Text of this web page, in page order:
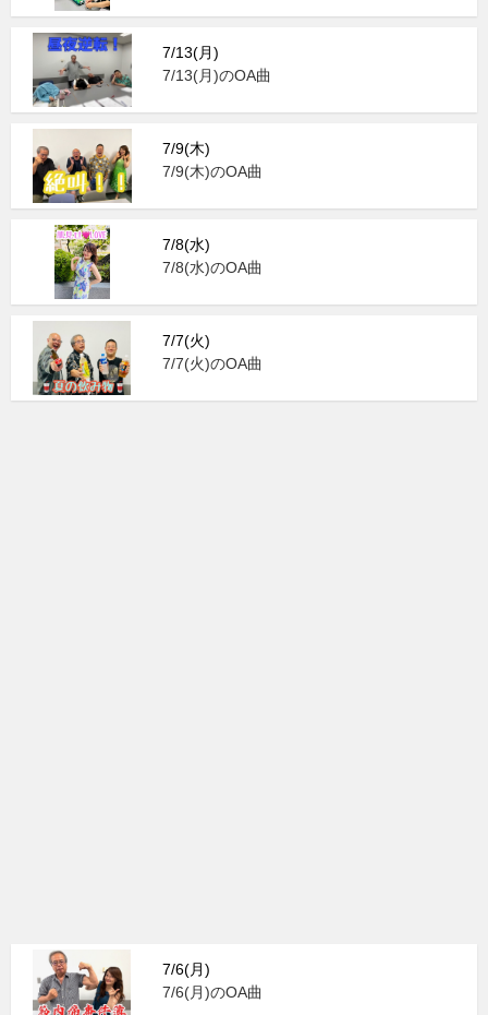
7/13(月)
7/13(月)のOA曲
7/9(木)
7/9(木)のOA曲
7/8(水)
7/8(水)のOA曲
7/7(火)
7/7(火)のOA曲
7/6(月)
7/6(月)のOA曲